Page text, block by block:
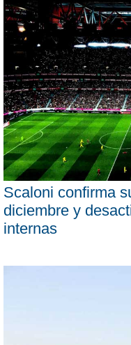
Scaloni confirma
diciembre y
internas